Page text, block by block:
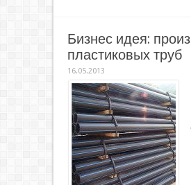
Бизнес идея:
пластиковых труб
16.05.2013